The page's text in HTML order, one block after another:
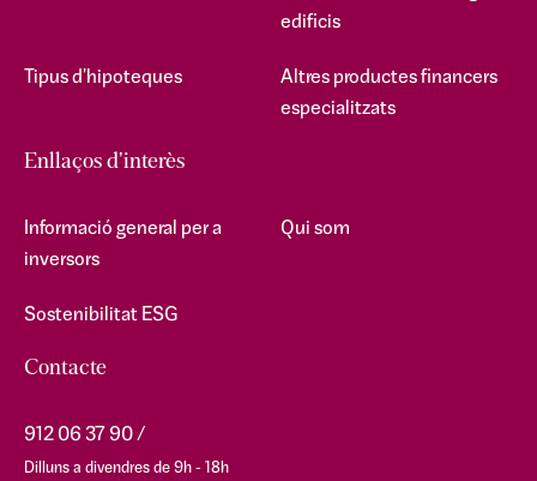
edificis
Tipus d'hipoteques
Altres productes financers
especialitzats
Enllaços d'interès
Informació general per a
inversors
Qui som
Sostenibilitat ESG
Contacte
912 06 37 90
Dilluns a divendres de 9h - 18h